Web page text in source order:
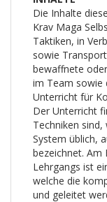
Die Inhalte
Krav Maga
Taktiken, in
sowie
bewaffnete
im Team sowie
Unterricht für
Der Unterricht
Techniken
System üblich,
bezeichnet. Am
Lehrgangs ist
welche die
und geleitet